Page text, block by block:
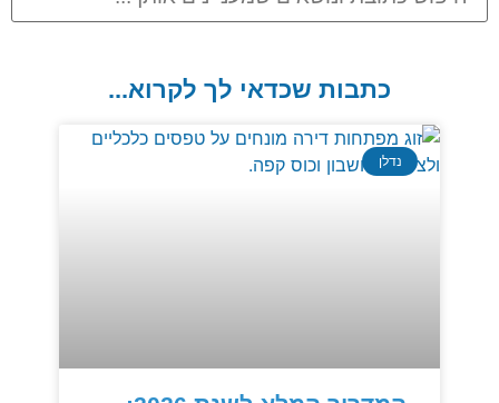
כתבות שכדאי לך לקרוא...
נדלן